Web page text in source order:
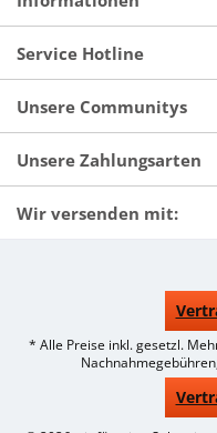
Service Hotline
Unsere Communitys
Unsere Zahlungsarten
Wir versenden mit:
* Alle Preise inkl. gesetzl.